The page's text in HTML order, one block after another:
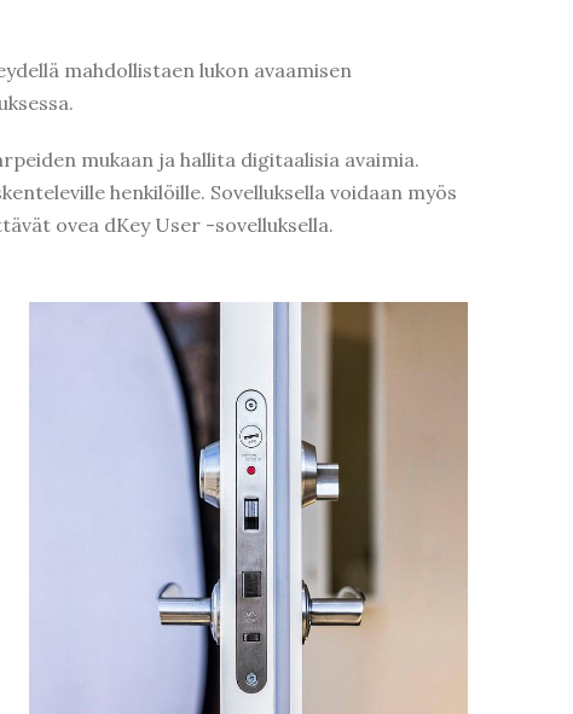
mahdollistaen lukon avaamisen
mukaan ja hallita digitaalisia avaimia.
henkilöille. Sovelluksella voidaan myös
ovea dKey User -sovelluksella.